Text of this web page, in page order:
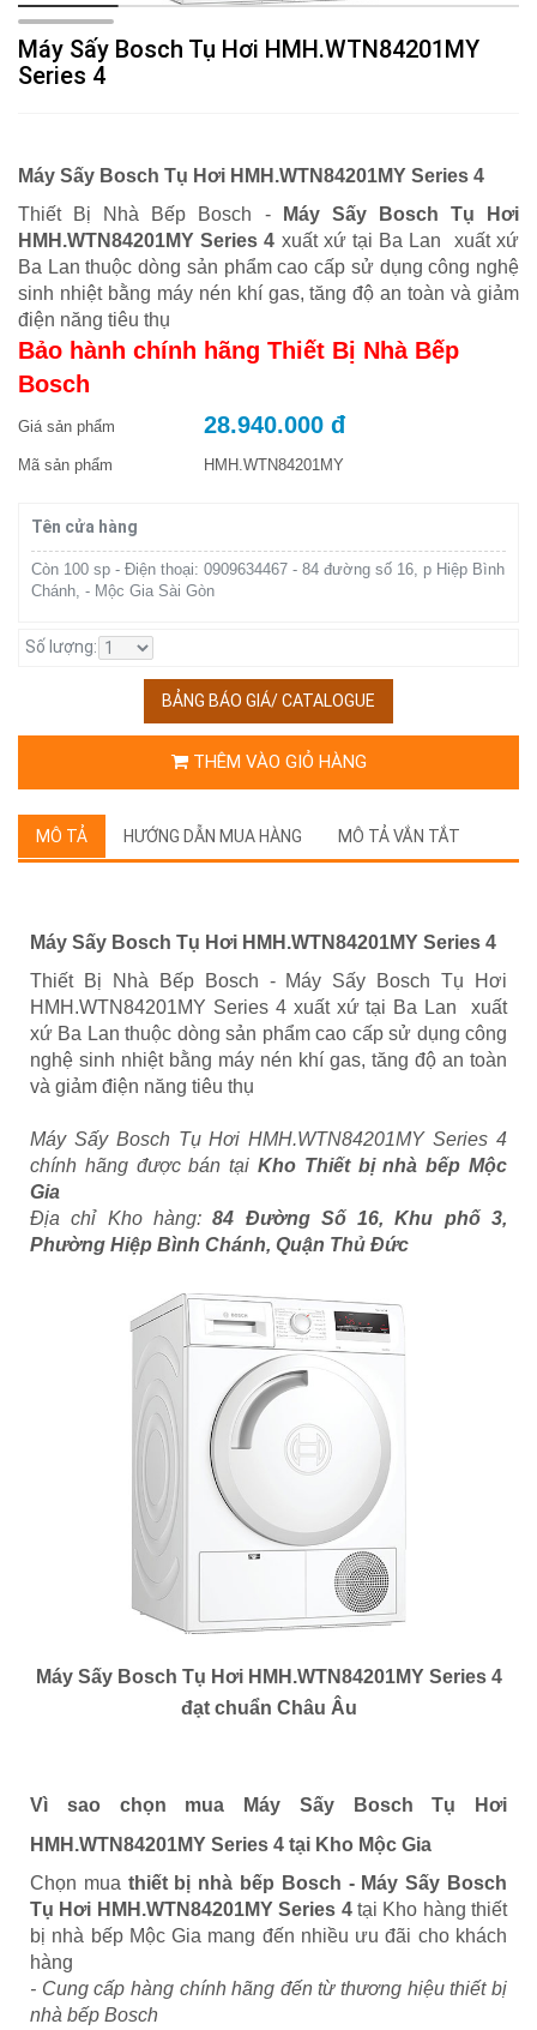
Máy Sấy Bosch Tụ Hơi HMH.WTN84201MY
Series 4
Máy Sấy Bosch Tụ Hơi HMH.WTN84201MY Series 4
Thiết Bị Nhà Bếp Bosch -
Máy Sấy Bosch Tụ Hơi
HMH.WTN84201MY Series 4 xuất xứ tại Ba Lan xuất xứ
Ba Lan thuộc dòng sản phẩm cao cấp sử dụng công nghệ
sinh nhiệt bằng máy nén khí gas, tăng độ an toàn và giảm
điện năng tiêu thụ
Bảo hành chính hãng Thiết Bị Nhà Bếp
Bosch
Giá sản phẩm 28.940.000 đ
Mã sản phẩm HMH.WTN84201MY
Tên cửa hàng
Còn 100 sp - Điện thoại: 0909634467 - 84 đường số 16, p Hiệp Bình
Chánh, - Mộc Gia Sài Gòn
Số lượng:
BẢNG BÁO GIÁ/ CATALOGUE
THÊM VÀO GIỎ HÀNG
MÔ TẢ HƯỚNG DẪN MUA HÀNG MÔ TẢ VẮN TẮT
Máy Sấy Bosch Tụ Hơi HMH.WTN84201MY Series 4
Thiết Bị Nhà Bếp Bosch - Máy Sấy Bosch Tụ Hơi
HMH.WTN84201MY Series 4 xuất xứ tại Ba Lan xuất
xứ Ba Lan thuộc dòng sản phẩm cao cấp sử dụng công
nghệ sinh nhiệt bằng máy nén khí gas, tăng độ an toàn
và giảm điện năng tiêu thụ
Máy Sấy Bosch Tụ Hơi HMH.WTN84201MY Series 4
chính hãng được bán tại Kho Thiết bị nhà bếp Mộc
Gia
Địa chỉ Kho hàng:84 Đường Số 16, Khu phố 3,
Phường Hiệp Bình Chánh, Quận Thủ Đức
Máy Sấy Bosch Tụ Hơi HMH.WTN84201MY Series 4
đạt chuẩn Châu Âu
Vì sao chọn mua Máy Sấy Bosch Tụ Hơi
HMH.WTN84201MY Series 4 tại Kho Mộc Gia
Chọn mua thiết bị nhà bếp Bosch - Máy Sấy Bosch
Tụ Hơi HMH.WTN84201MY Series 4tại Kho hàng thiết
bị nhà bếp Mộc Gia mang đến nhiều ưu đãi cho khách
hàng
- Cung cấp hàng chính hãng đến từ thương hiệu thiết bị
nhà bếp Bosch